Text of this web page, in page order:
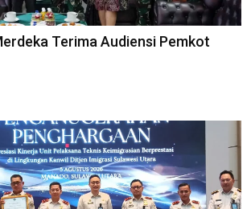
Terima Audiensi Pemkot